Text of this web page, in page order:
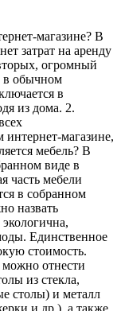
магазине? В
затрат на аренду
огромный
в обычном
в
из дома. 2.
магазине,
мебель? В
виде в
часть мебели
в собранном
назвать
Единственное
стоимость.
можно отнести
из стекла,
столы) и металл
и др.), а также